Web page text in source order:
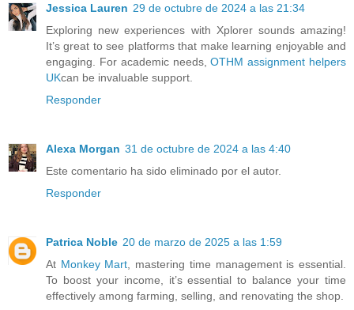
Jessica Lauren 29 de octubre de 2024 a las 21:34
Exploring new experiences with Xplorer sounds amazing!
It’s great to see platforms that make learning enjoyable and
engaging. For academic needs,OTHM assignment helpers
UKcan be invaluable support.
Responder
Alexa Morgan 31 de octubre de 2024 a las 4:40
Este comentario ha sido eliminado por el autor.
Responder
Patrica Noble 20 de marzo de 2025 a las 1:59
At Monkey Mart , mastering time management is essential.
To boost your income, it’s essential to balance your time
effectively among farming, selling, and renovating the shop.